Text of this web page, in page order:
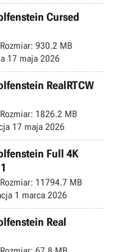
Cursed
Rozmiar: 930.2 MB
17 maja 2026
RealRTCW
Rozmiar: 1826.2 MB
17 maja 2026
Full 4K
Rozmiar: 11794.7 MB
1 marca 2026
Real